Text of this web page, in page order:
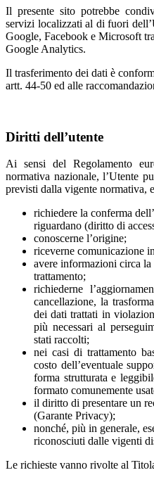
Il presente sito potrebbe
servizi localizzati al di fuori
Google, Facebook e Microsoft
Google Analytics.
Il trasferimento dei dati è
artt. 44-50 ed alle
Diritti dell’utente
Ai sensi del Regolamento
normativa nazionale, l’Utente
previsti dalla vigente normativa,
richiedere la conferma
riguardano (diritto di
conoscerne l’origine;
riceverne comunicazione
avere informazioni circa
trattamento;
richiederne
cancellazione, la
dei dati trattati in
più necessari al
stati raccolti;
nei casi di trattamento
costo dell’eventuale
forma strutturata e
formato comunemente
il diritto di presentare un
(Garante Privacy);
nonché, più in generale,
riconosciuti dalle vigenti
Le richieste vanno rivolte al